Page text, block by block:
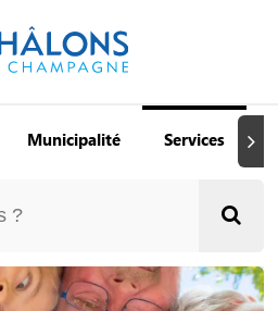
Municipalité Services